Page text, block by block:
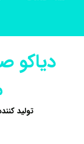
دیاکو
تولید